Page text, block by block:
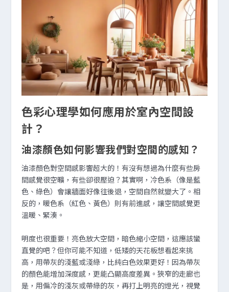
色彩心理學如何應用於室內空間設
計？
油漆顏色如何影響我們對空間的感知？
油漆顏色對空間感影響超大的！有沒有想過為什麼有些房
間感覺很空曠，有些卻很壓迫？其實啊，冷色系（像是藍
色、綠色）會讓牆面好像往後退，空間自然就變大了。相
反的，暖色系（紅色、黃色）則有前進感，讓空間感覺更
溫暖、緊湊。
明度也很重要！亮色放大空間，暗色縮小空間，這應該蠻
直覺的吧？但你可能不知道，低矮的天花板想看起來挑
高，用帶灰的淺藍或淺綠，比純白色效果更好！因為帶灰
的顏色能增加深度感，更能凸顯高度差異。狹窄的走廊也
是，用偏冷的淺灰或帶綠的灰，再打上明亮的燈光，視覺